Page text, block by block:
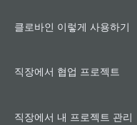
클로바인 이렇게 사용하기
직장에서 협업 프로젝트
직장에서 내 프로젝트 관리